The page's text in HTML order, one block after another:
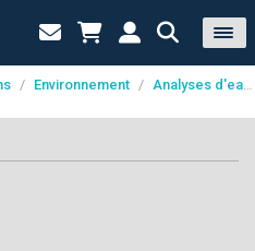
/ Environnement / Analyses d'eau